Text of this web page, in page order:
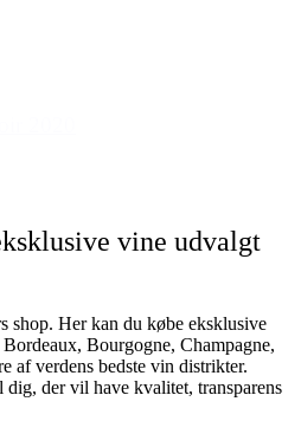
vine udvalgt
shop. Her kan du købe eksklusive
Bourgogne, Champagne,
af verdens bedste vin distrikter.
dig, der vil have kvalitet, transparens